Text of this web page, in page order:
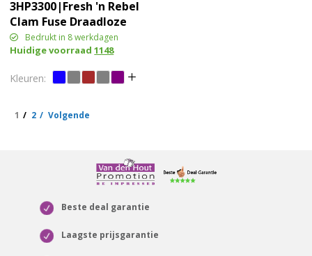
3HP3300|Fresh 'n Rebel
Clam Fuse Draadloze
Koptelefoon ANC
Bedrukt in 8 werkdagen
Huidige voorraad1148
1 2 Volgende
Beste deal garantie
Laagste prijsgarantie